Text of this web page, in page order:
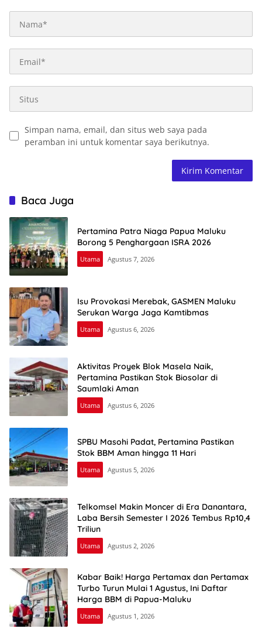
Simpan nama, email, dan situs web saya pada
peramban ini untuk komentar saya berikutnya.
Baca Juga
Pertamina Patra Niaga Papua Maluku
Borong 5 Penghargaan ISRA 2026
Utama Agustus 7, 2026
Isu Provokasi Merebak, GASMEN Maluku
Serukan Warga Jaga Kamtibmas
Utama Agustus 6, 2026
Aktivitas Proyek Blok Masela Naik,
Pertamina Pastikan Stok Biosolar di
Saumlaki Aman
Utama Agustus 6, 2026
SPBU Masohi Padat, Pertamina Pastikan
Stok BBM Aman hingga 11 Hari
Utama Agustus 5, 2026
Telkomsel Makin Moncer di Era Danantara,
Laba Bersih Semester I 2026 Tembus Rp10,4
Triliun
Utama Agustus 2, 2026
Kabar Baik! Harga Pertamax dan Pertamax
Turbo Turun Mulai 1 Agustus, Ini Daftar
Harga BBM di Papua-Maluku
Utama Agustus 1, 2026